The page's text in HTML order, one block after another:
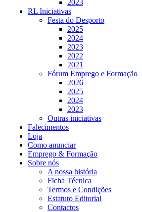
2023
RL Iniciativas
Festa do Desporto
2025
2024
2023
2022
2021
Fórum Emprego e Formação
2026
2025
2024
2023
Outras iniciativas
Falecimentos
Loja
Como anunciar
Emprego & Formação
Sobre nós
A nossa história
Ficha Técnica
Termos e Condições
Estatuto Editorial
Contactos